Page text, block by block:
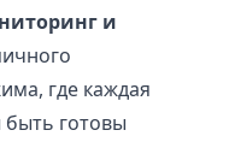
и
где каждая
готовы